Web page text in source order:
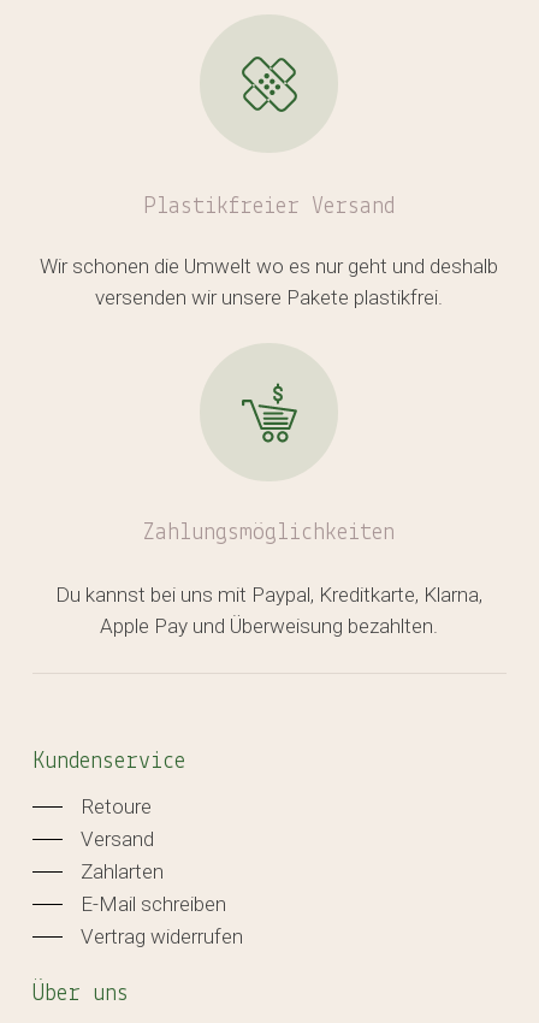
Plastikfreier Versand
Wir schonen die Umwelt wo es nur geht und deshalb
versenden wir unsere Pakete plastikfrei.
Zahlungsmöglichkeiten
Du kannst bei uns mit Paypal, Kreditkarte, Klarna,
Apple Pay und Überweisung bezahlten.
Kundenservice
Retoure
Versand
Zahlarten
E-Mail schreiben
Vertrag widerrufen
Über uns